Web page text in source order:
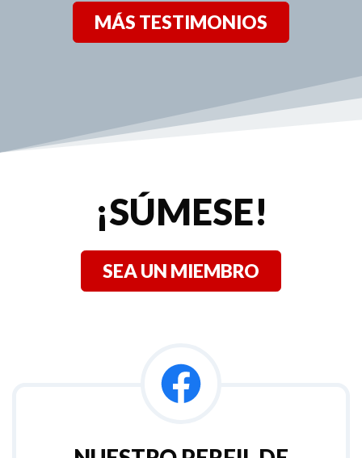
MÁS TESTIMONIOS
¡SÚMESE!
SEA UN MIEMBRO